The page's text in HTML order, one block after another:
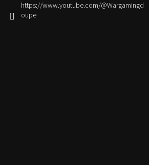
https://www.youtube.com/@Wargamingd
oupe